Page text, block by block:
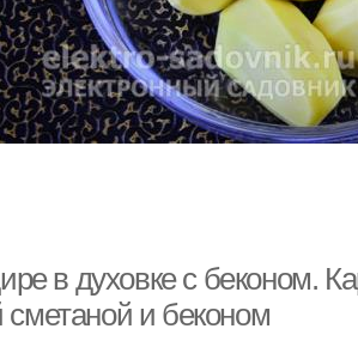
в духовке с беконом.
и беконом